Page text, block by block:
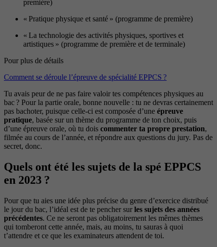
première)
« Pratique physique et santé » (programme de première)
« La technologie des activités physiques, sportives et
artistiques » (programme de première et de terminale)
Pour plus de détails
Comment se déroule l’épreuve de spécialité EPPCS ?
Tu avais peur de ne pas faire valoir tes compétences physiques au
bac ? Pour la partie orale, bonne nouvelle : tu ne devras certainement
pas bachoter, puisque celle-ci est composée d’une épreuve
pratique, basée sur un thème du programme de ton choix, puis
d’une épreuve orale, où tu dois commenter ta propre prestation,
filmée au cours de l’année, et répondre aux questions du jury. Pas de
secret, donc.
Quels ont été les sujets de la spé EPPCS
en 2023 ?
Pour que tu aies une idée plus précise du genre d’exercice distribué
le jour du bac, l’idéal est de te pencher sur les sujets des années
précédentes. Ce ne seront pas obligatoirement les mêmes thèmes
qui tomberont cette année, mais, au moins, tu sauras à quoi
t’attendre et ce que les examinateurs attendent de toi.